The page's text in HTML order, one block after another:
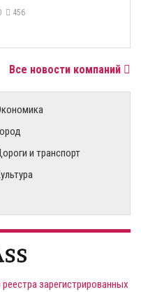
456
Все новости компаний
и транспорт
зарегистрированных